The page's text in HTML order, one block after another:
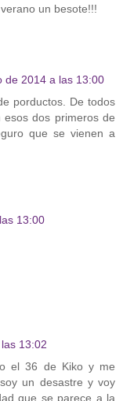
un besote!!!
de 2014 a las 13:00
porductos. De todos
dos primeros de
que se vienen a
13:00
13:02
el 36 de Kiko y me
un desastre y voy
que se parece a la